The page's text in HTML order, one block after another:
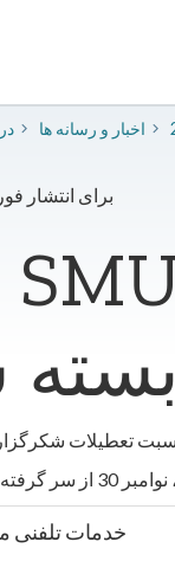
​اخبار و رسانه ها
برای انتشار فوری:
بسته
خدمات تلفنی